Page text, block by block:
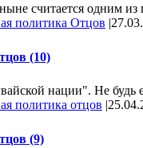
считается одним
политика Отцов |
(10)
нации". Не будь
политика отцов |
(9)